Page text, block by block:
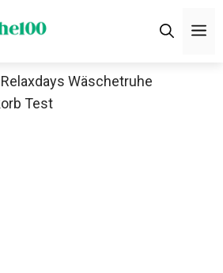
Wäschetruhe
Test